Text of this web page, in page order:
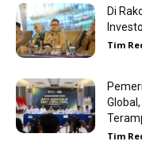
Di
Tim
Tim